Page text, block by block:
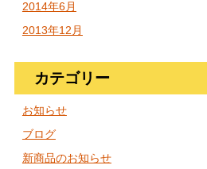
2014年6月
2013年12月
カテゴリー
お知らせ
ブログ
新商品のお知らせ